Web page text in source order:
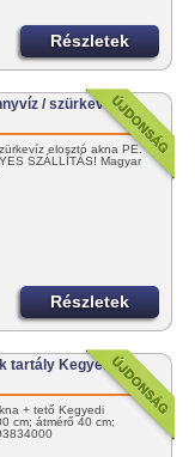
Részletek
/ szürkevíz
elosztó akna PE.
SZÁLLÍTÁS! Magyar
Részletek
tartály Kegyedi
+ tető Kegyedi
cm; átmérő 40 cm;